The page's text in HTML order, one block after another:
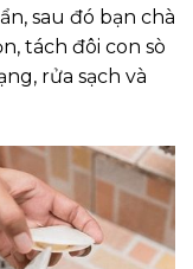
sau đó bạn chà
tách đôi con sò
rửa sạch và